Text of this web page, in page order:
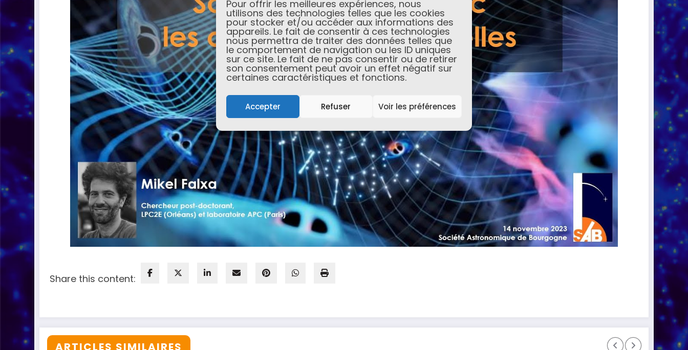
Pour offrir les meilleures expériences, nous
utilisons des technologies telles que les cookies
pour stocker et/ou accéder aux informations des
appareils. Le fait de consentir à ces technologies
nous permettra de traiter des données telles que
le comportement de navigation ou les ID uniques
sur ce site. Le fait de ne pas consentir ou de retirer
son consentement peut avoir un effet négatif sur
certaines caractéristiques et fonctions.
Accepter Refuser Voir les préférences
Share this content:
ARTICLES SIMILAIRES